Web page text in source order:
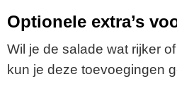
Optionele extra’s
Wil je de salade wat rijker
kun je deze toevoegingen